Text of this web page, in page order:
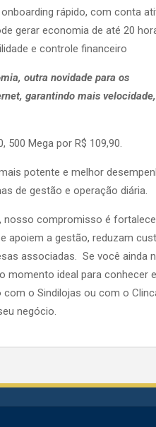
rápido, com conta
gerar economia de até 20
e controle financeiro
outra novidade para os
garantindo mais velocidade,
500 Mega por R$ 109,90.
potente e melhor
de gestão e operação diária.
nosso compromisso é
apoiem a gestão, reduzam
associadas. Se você ainda
momento ideal para conhecer
o Sindilojas ou com o
negócio.